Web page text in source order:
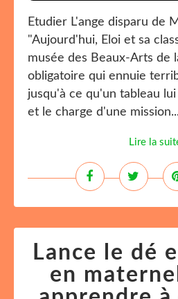
Etudier L'ange disparu de
"Aujourd'hui, Eloi et sa
musée des Beaux-Arts de
obligatoire qui ennuie
jusqu'à ce qu'un tableau
et le charge d'une
Lire la
Lance le dé
en